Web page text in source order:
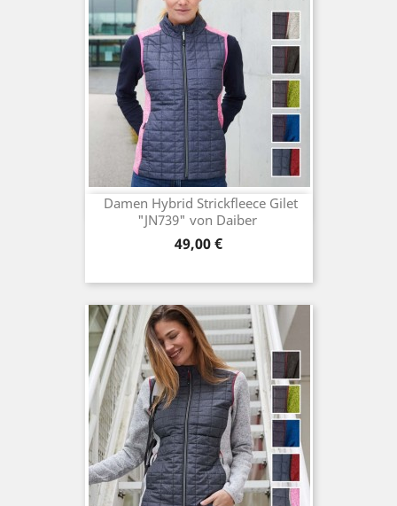
Damen Hybrid Strickfleece Gilet
"JN739" von Daiber
Preis
49,00 €